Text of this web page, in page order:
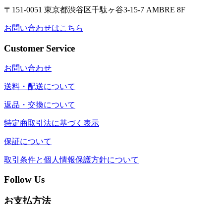
〒151-0051 東京都渋谷区千駄ヶ谷3-15-7 AMBRE 8F
お問い合わせはこちら
Customer Service
お問い合わせ
送料・配送について
返品・交換について
特定商取引法に基づく表示
保証について
取引条件と個人情報保護方針について
Follow Us
お支払方法